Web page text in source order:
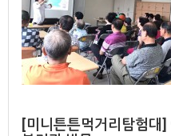
[미니튼튼먹거리탐험대